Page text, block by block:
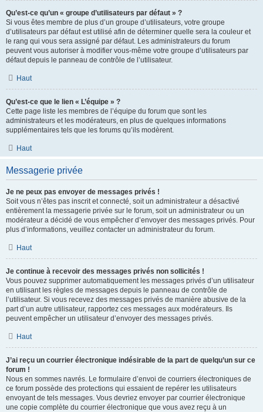
Qu’est-ce qu’un « groupe d’utilisateurs par défaut » ?
Si vous êtes membre de plus d’un groupe d’utilisateurs, votre groupe
d’utilisateurs par défaut est utilisé afin de déterminer quelle sera la couleur et
le rang qui vous sera assigné par défaut. Les administrateurs du forum
peuvent vous autoriser à modifier vous-même votre groupe d’utilisateurs par
défaut depuis le panneau de contrôle de l’utilisateur.
Haut
Qu’est-ce que le lien « L’équipe » ?
Cette page liste les membres de l’équipe du forum que sont les
administrateurs et les modérateurs, en plus de quelques informations
supplémentaires tels que les forums qu’ils modèrent.
Haut
Messagerie privée
Je ne peux pas envoyer de messages privés !
Soit vous n’êtes pas inscrit et connecté, soit un administrateur a désactivé
entièrement la messagerie privée sur le forum, soit un administrateur ou un
modérateur a décidé de vous empêcher d’envoyer des messages privés. Pour
plus d’informations, veuillez contacter un administrateur du forum.
Haut
Je continue à recevoir des messages privés non sollicités !
Vous pouvez supprimer automatiquement les messages privés d’un utilisateur
en utilisant les règles de messages depuis le panneau de contrôle de
l’utilisateur. Si vous recevez des messages privés de manière abusive de la
part d’un autre utilisateur, rapportez ces messages aux modérateurs. Ils
peuvent empêcher un utilisateur d’envoyer des messages privés.
Haut
J’ai reçu un courrier électronique indésirable de la part de quelqu’un sur ce
forum !
Nous en sommes navrés. Le formulaire d’envoi de courriers électroniques de
ce forum possède des protections qui essaient de repérer les utilisateurs
envoyant de tels messages. Vous devriez envoyer par courrier électronique
une copie complète du courrier électronique que vous avez reçu à un